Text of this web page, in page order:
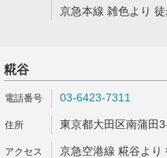
京急本線 雑色より
糀谷
03-6423-7311
東京都大田区南蒲田
京急空港線 糀谷より